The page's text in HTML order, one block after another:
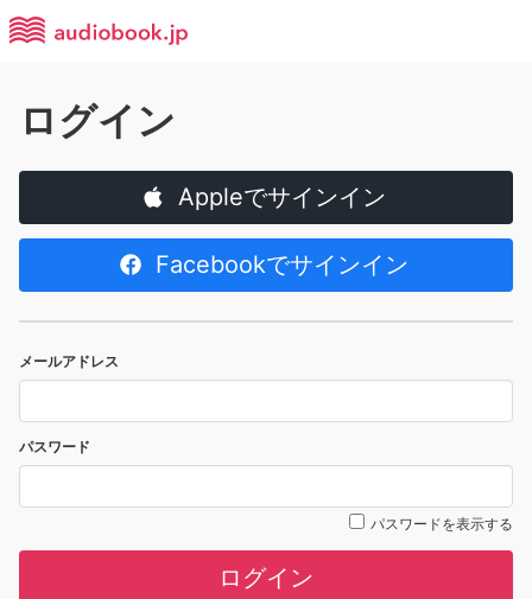
ログイン
Appleでサインイン
Facebookでサインイン
メールアドレス
パスワード
パスワードを表示する
ログイン